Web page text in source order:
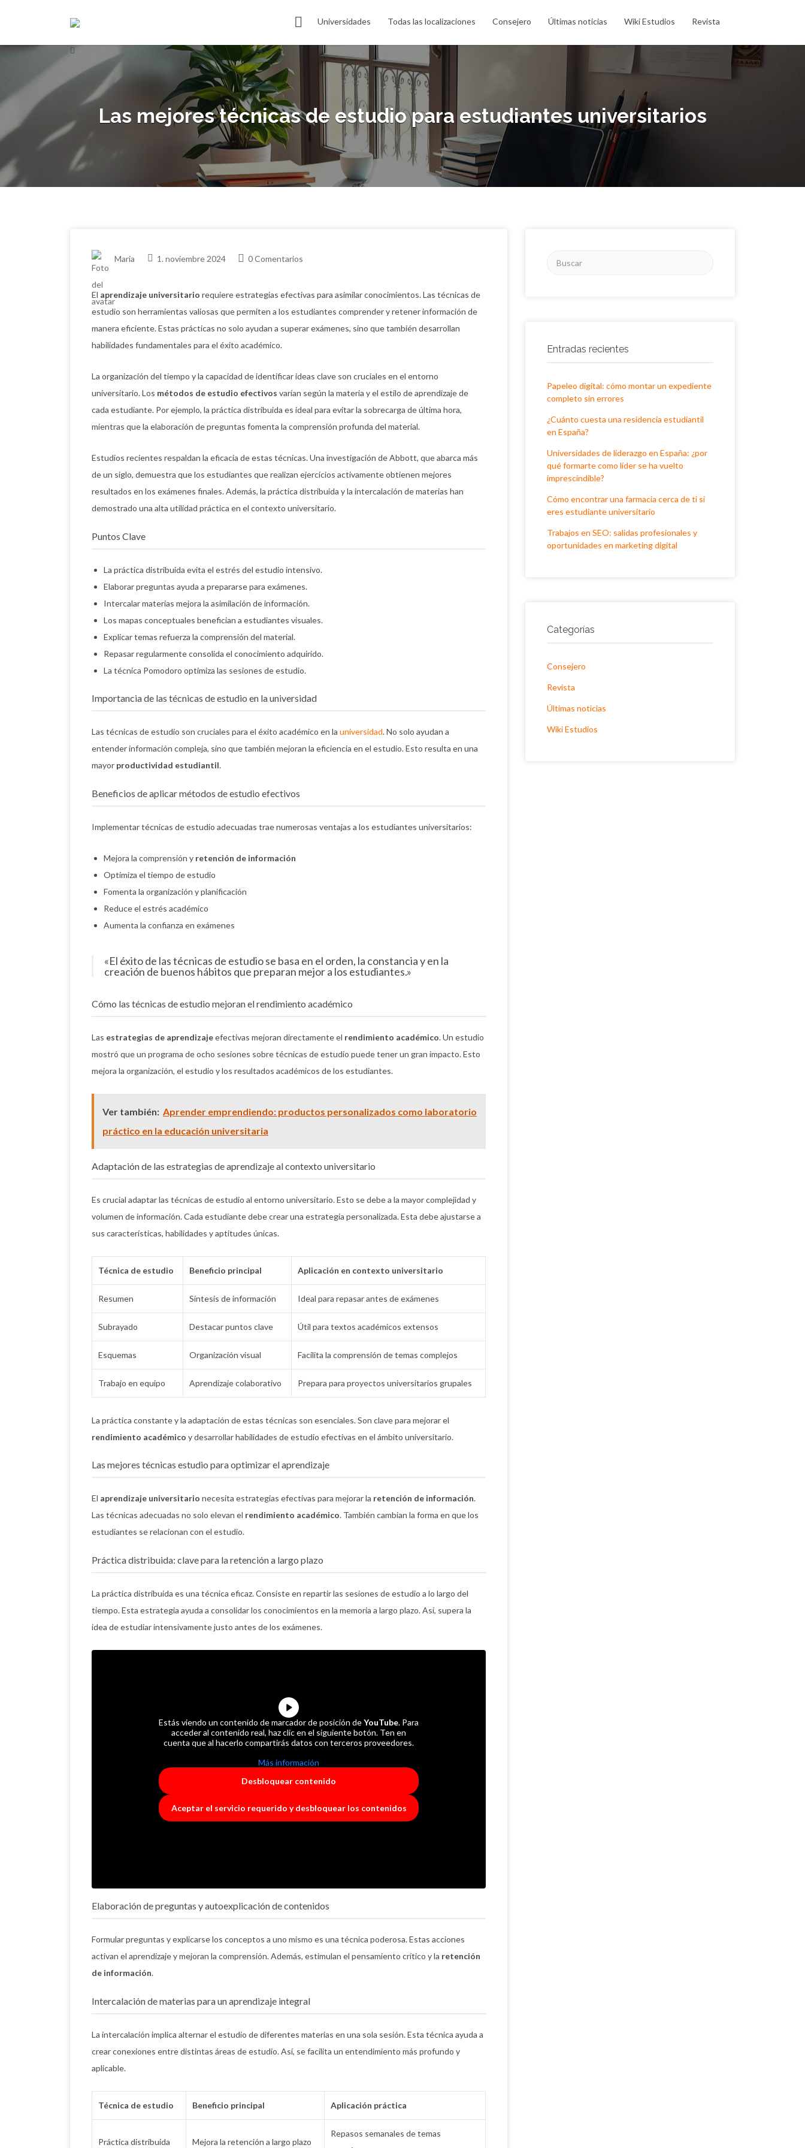
Universidades Todas las localizaciones Consejero Últimas noticias Wiki Estudios Revista
por:
Las mejores técnicas de estudio para estudiantes universitarios
Maria 1. noviembre 2024 0 Comentarios
El aprendizaje universitario requiere estrategias efectivas para asimilar conocimientos. Las técnicas de
estudio son herramientas valiosas que permiten a los estudiantes comprender y retener información de
manera eficiente. Estas prácticas no solo ayudan a superar exámenes, sino que también desarrollan
habilidades fundamentales para el éxito académico.
La organización del tiempo y la capacidad de identificar ideas clave son cruciales en el entorno
universitario. Los métodos de estudio efectivos varían según la materia y el estilo de aprendizaje de
cada estudiante. Por ejemplo, la práctica distribuida es ideal para evitar la sobrecarga de última hora,
mientras que la elaboración de preguntas fomenta la comprensión profunda del material.
Estudios recientes respaldan la eficacia de estas técnicas. Una investigación de Abbott, que abarca más
de un siglo, demuestra que los estudiantes que realizan ejercicios activamente obtienen mejores
resultados en los exámenes finales. Además, la práctica distribuida y la intercalación de materias han
demostrado una alta utilidad práctica en el contexto universitario.
Puntos Clave
La práctica distribuida evita el estrés del estudio intensivo.
Elaborar preguntas ayuda a prepararse para exámenes.
Intercalar materias mejora la asimilación de información.
Los mapas conceptuales benefician a estudiantes visuales.
Explicar temas refuerza la comprensión del material.
Repasar regularmente consolida el conocimiento adquirido.
La técnica Pomodoro optimiza las sesiones de estudio.
Importancia de las técnicas de estudio en la universidad
Las técnicas de estudio son cruciales para el éxito académico en la universidad. No solo ayudan a
entender información compleja, sino que también mejoran la eficiencia en el estudio. Esto resulta en una
mayor productividad estudiantil.
Beneficios de aplicar métodos de estudio efectivos
Implementar técnicas de estudio adecuadas trae numerosas ventajas a los estudiantes universitarios:
Mejora la comprensión y retención de información
Optimiza el tiempo de estudio
Fomenta la organización y planificación
Reduce el estrés académico
Aumenta la confianza en exámenes
«El éxito de las técnicas de estudio se basa en el orden, la constancia y en la
creación de buenos hábitos que preparan mejor a los estudiantes.»
Cómo las técnicas de estudio mejoran el rendimiento académico
Las estrategias de aprendizajeefectivas mejoran directamente el rendimiento académico. Un estudio
mostró que un programa de ocho sesiones sobre técnicas de estudio puede tener un gran impacto. Esto
mejora la organización, el estudio y los resultados académicos de los estudiantes.
Ver también: Aprender emprendiendo: productos personalizados como laboratorio
práctico en la educación universitaria
Adaptación de las estrategias de aprendizaje al contexto universitario
Es crucial adaptar las técnicas de estudio al entorno universitario. Esto se debe a la mayor complejidad y
volumen de información. Cada estudiante debe crear una estrategia personalizada. Esta debe ajustarse a
sus características, habilidades y aptitudes únicas.
Técnica de estudio Beneficio principal Aplicación en contexto universitario
Resumen Síntesis de información Ideal para repasar antes de exámenes
Subrayado Destacar puntos clave Útil para textos académicos extensos
Esquemas Organización visual Facilita la comprensión de temas complejos
Trabajo en equipo Aprendizaje colaborativo Prepara para proyectos universitarios grupales
La práctica constante y la adaptación de estas técnicas son esenciales. Son clave para mejorar el
rendimiento académico y desarrollar habilidades de estudio efectivas en el ámbito universitario.
Las mejores técnicas estudio para optimizar el aprendizaje
El aprendizaje universitario necesita estrategias efectivas para mejorar la retención de información.
Las técnicas adecuadas no solo elevan el rendimiento académico. También cambian la forma en que los
estudiantes se relacionan con el estudio.
Práctica distribuida: clave para la retención a largo plazo
La práctica distribuida es una técnica eficaz. Consiste en repartir las sesiones de estudio a lo largo del
tiempo. Esta estrategia ayuda a consolidar los conocimientos en la memoria a largo plazo. Así, supera la
idea de estudiar intensivamente justo antes de los exámenes.
Estás viendo un contenido de marcador de posición deYouTube. Para
acceder al contenido real, haz clic en el siguiente botón. Ten en
cuenta que al hacerlo compartirás datos con terceros proveedores.
Más información
Desbloquear contenido
Aceptar el servicio requerido y desbloquear los contenidos
Elaboración de preguntas y autoexplicación de contenidos
Formular preguntas y explicarse los conceptos a uno mismo es una técnica poderosa. Estas acciones
activan el aprendizaje y mejoran la comprensión. Además, estimulan el pensamiento crítico y la retención
de información.
Intercalación de materias para un aprendizaje integral
La intercalación implica alternar el estudio de diferentes materias en una sola sesión. Esta técnica ayuda a
crear conexiones entre distintas áreas de estudio. Así, se facilita un entendimiento más profundo y
aplicable.
Técnica de estudio Beneficio principal Aplicación práctica
Práctica distribuida Mejora la retención a largo plazo
Repasos semanales de temas
Buscar
Entradas recientes
Papeleo digital: cómo montar un expediente
completo sin errores
¿Cuánto cuesta una residencia estudiantil
en España?
Universidades de liderazgo en España: ¿por
qué formarte como líder se ha vuelto
imprescindible?
Cómo encontrar una farmacia cerca de ti si
eres estudiante universitario
Trabajos en SEO: salidas profesionales y
oportunidades en marketing digital
Categorías
Consejero
Revista
Últimas noticias
Wiki Estudios